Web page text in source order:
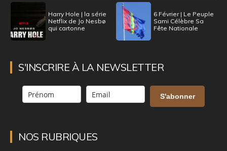
Harry Hole | la série
Netflix de Jo Nesbø
qui cartonne
6 Février | Le Peuple
Sami Célèbre Sa
Fête Nationale
S'INSCRIRE À LA NEWSLETTER
S'abonner
NOS RUBRIQUES